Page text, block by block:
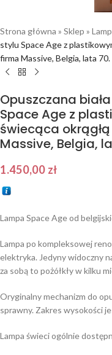
Strona główna » Sklep »
stylu Space Age z
firma Massive, Belgia, lata 70.
Opuszczana
Space Age z
świecąca
Massive, Belgia,
1.450,00 zł
Lampa Space Age od
Lampa po kompleksowej
elektryka. Jedyny widoczny
za sobą to pożółkły w kilku
Oryginalny mechanizm do
sprawny. Zakres wysokości
Lampa świeci ogólnie